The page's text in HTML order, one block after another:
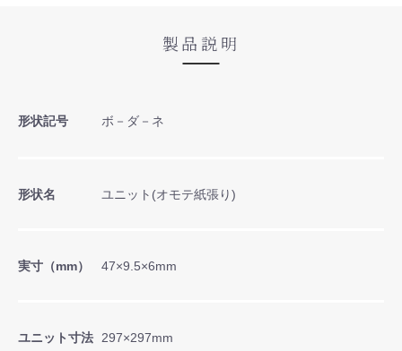
製品説明
形状記号 ボ－ダ－ネ
形状名 ユニット(オモテ紙張り)
実寸（mm） 47×9.5×6mm
ユニット寸法 297×297mm